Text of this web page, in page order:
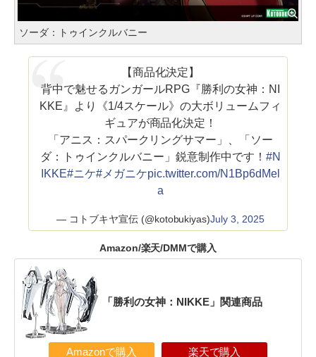
ソーダ：トゥインクルバニー
【商品化決定】
背中で魅せるガンガールRPG『勝利の女神：NI
KKE』より《1/4スケール》の大ボリュームフィ
ギュアが商品化決定！
「アニス：スパークリングサマー」、「ソー
ダ：トゥインクルバニー」鋭意制作中です！ #N
IKKE#ニケ#メガニケpic.twitter.com/N1Bp6dMel
a
— コトブキヤ宣伝 (@kotobukiyas)July 3, 2025
Amazon/楽天/DMMで購入
「勝利の女神：NIKKE」関連商品
Amazonで購入 楽天で購入